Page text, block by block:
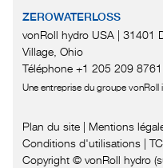
ZEROWATERLOSS
vonRoll hydro USA | 31401
Village, Ohio
Téléphone +1 205 209 8761
Une entreprise du groupe vonRoll
Plan du site | Mentions
Conditions d'utilisations |
Copyright © vonRoll hydro